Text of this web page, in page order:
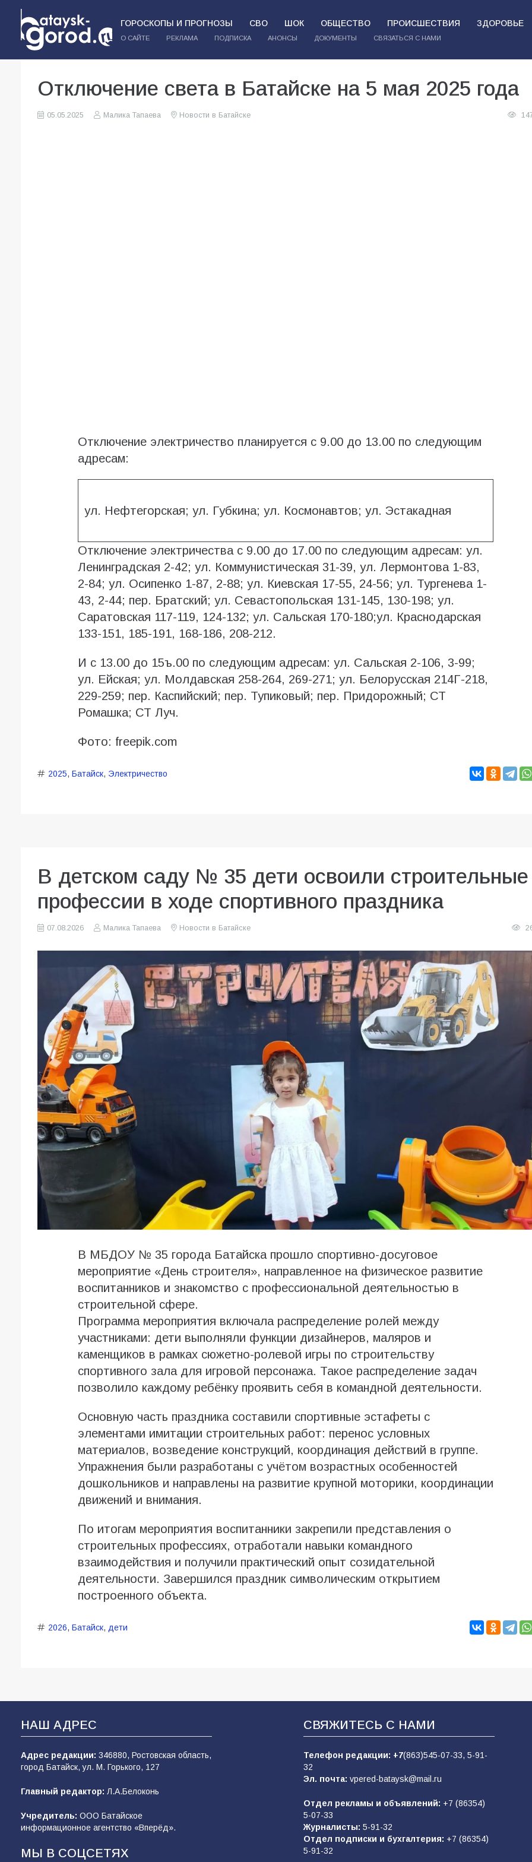
ГОРОСКОПЫ И ПРОГНОЗЫ СВО ШОК ОБЩЕСТВО ПРОИСШЕСТВИЯ ЗДОРОВЬЕ
О САЙТЕ РЕКЛАМА ПОДПИСКА АНОНСЫ ДОКУМЕНТЫ СВЯЗАТЬСЯ С НАМИ
Отключение света в Батайске на 5 мая 2025 года
05.05.2025 Малика Тапаева Новости в Батайске
Отключение электричество планируется с 9.00 до 13.00 по следующим
адресам:
ул. Нефтегорская; ул. Губкина; ул. Космонавтов; ул. Эстакадная
Отключение электричества с 9.00 до 17.00 по следующим адресам: ул.
Ленинградская 2-42; ул. Коммунистическая 31-39, ул. Лермонтова 1-83,
2-84; ул. Осипенко 1-87, 2-88; ул. Киевская 17-55, 24-56; ул. Тургенева 1-
43, 2-44; пер. Братский; ул. Севастопольская 131-145, 130-198; ул.
Саратовская 117-119, 124-132; ул. Сальская 170-180;ул. Краснодарская
133-151, 185-191, 168-186, 208-212.
И с 13.00 до 15ъ.00 по следующим адресам: ул. Сальская 2-106, 3-99;
ул. Ейская; ул. Молдавская 258-264, 269-271; ул. Белорусская 214Г-218,
229-259; пер. Каспийский; пер. Тупиковый; пер. Придорожный; СТ
Ромашка; СТ Луч.
Фото: freepik.com
2025, Батайск, Электричество
В детском саду № 35 дети освоили строительные
профессии в ходе спортивного праздника
07.08.2026 Малика Тапаева Новости в Батайске
В МБДОУ № 35 города Батайска прошло спортивно-досуговое
мероприятие «День строителя», направленное на физическое развитие
воспитанников и знакомство с профессиональной деятельностью в
строительной сфере.
Программа мероприятия включала распределение ролей между
участниками: дети выполняли функции дизайнеров, маляров и
каменщиков в рамках сюжетно-ролевой игры по строительству
спортивного зала для игровой персонажа. Такое распределение задач
позволило каждому ребёнку проявить себя в командной деятельности.
Основную часть праздника составили спортивные эстафеты с
элементами имитации строительных работ: перенос условных
материалов, возведение конструкций, координация действий в группе.
Упражнения были разработаны с учётом возрастных особенностей
дошкольников и направлены на развитие крупной моторики, координации
движений и внимания.
По итогам мероприятия воспитанники закрепили представления о
строительных профессиях, отработали навыки командного
взаимодействия и получили практический опыт созидательной
деятельности. Завершился праздник символическим открытием
построенного объекта.
2026, Батайск, дети
НАШ АДРЕС
Адрес редакции: 346880, Ростовская область,
город Батайск, ул. М. Горького, 127
Главный редактор: Л.А.Белоконь
Учредитель: ООО Батайское
информационное агентство «Вперёд».
МЫ В СОЦСЕТЯХ
СВЯЖИТЕСЬ С НАМИ
Телефон редакции: +7(863)545-07-33, 5-91-
32
Эл. почта: vpered-bataysk@mail.ru
Отдел рекламы и объявлений: +7 (86354)
5-07-33
Журналисты: 5-91-32
Отдел подписки и бухгалтерия: +7 (86354)
5-91-32